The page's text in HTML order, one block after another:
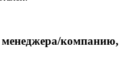
менеджера/компанию,